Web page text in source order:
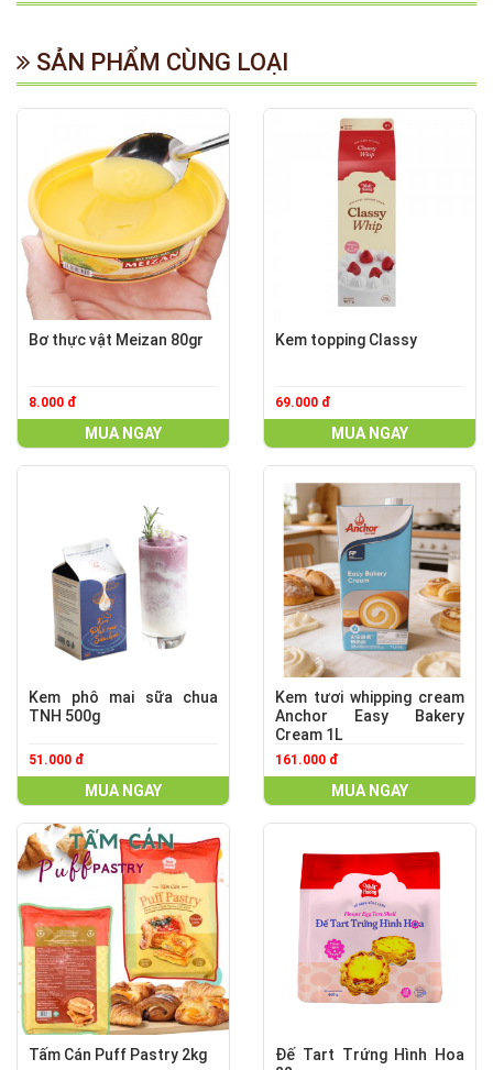
SẢN PHẨM CÙNG LOẠI
Bơ thực vật Meizan 80gr
8.000 đ
MUA NGAY
Kem topping Classy
69.000 đ
MUA NGAY
Kem phô mai sữa chua
TNH 500g
51.000 đ
MUA NGAY
Kem tươi whipping cream
Anchor Easy Bakery
Cream 1L
161.000 đ
MUA NGAY
Tấm Cán Puff Pastry 2kg
Đế Tart Trứng Hình Hoa